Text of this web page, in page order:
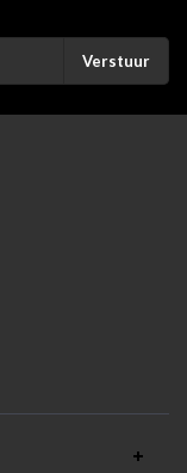
Verstuur